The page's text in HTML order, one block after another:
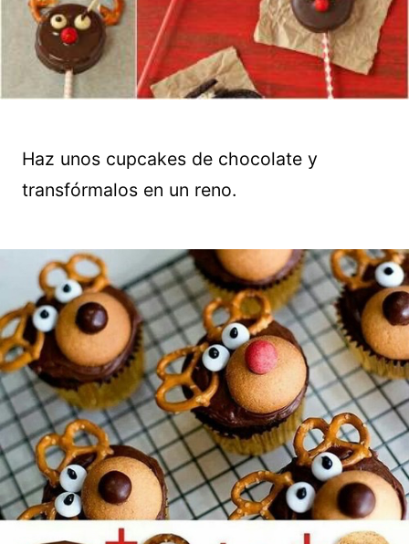
Haz unos cupcakes de chocolate y
transfórmalos en un reno.